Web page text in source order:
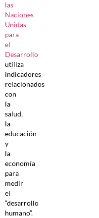
las
Naciones
Unidas
para
el
Desarrollo
utiliza
indicadores
relacionados
con
la
salud,
la
educación
y
la
economía
para
medir
el
“desarrollo
humano”.